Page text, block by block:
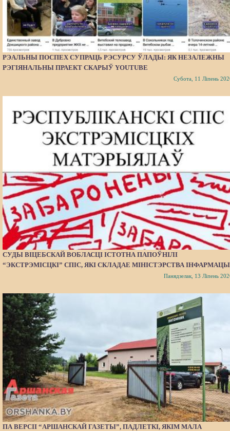
РЭАЛЬНЫ ПОСПЕХ СУПРАЦЬ РЭСУРСУ ЎЛАДЫ: ЯК НЕЗАЛЕЖНЫ
РЭГІЯНАЛЬНЫ ПРАЕКТ СКАРЫЎ YOUTUBE
Субота, 11 Ліпень
СУДЫ ВІЦЕБСКАЙ ВОБЛАСЦІ ІСТОТНА ПАПОЎНІЛІ
“ЭКСТРЭМІСЦКІ” СПІС, ЯКІ СКЛАДАЕ МІНІСТЭРСТВА
Панядзелак, 13 Ліпень
ПА ВЕРСІІ “АРШАНСКАЙ ГАЗЕТЫ”, ПАДЛЕТКІ, ЯКІМ МАЛА